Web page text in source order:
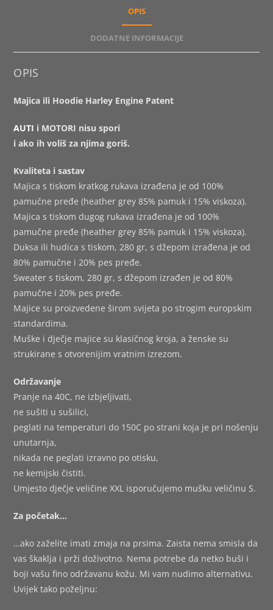
OPIS
DODATNE INFORMACIJE
OPIS
Majica ili Hoodie Harley Engine Patent
AUTI i MOTORI nisu spori
i ako ih voliš za njima goriš.
Kvaliteta i sastav
Majica s tiskom kratkog rukava izrađena je od 100%
pamučne pređe (heather grey 85% pamuk i 15% viskoza).
Majica s tiskom dugog rukava izrađena je od 100%
pamučne pređe (heather grey 85% pamuk i 15% viskoza).
Duksa ili hudica s tiskom, 280 gr, s džepom izrađena je od
80% pamučne i 20% pes pređe.
Sweater s tiskom, 280 gr, s džepom izrađen je od 80%
pamučne i 20% pes pređe.
Majice su proizvedene širom svijeta po strogim europskim
standardima.
Muške i dječje majice su klasičnog kroja, a ženske su
strukirane s otvorenijim vratnim izrezom.
Održavanje
Pranje na 40C, ne izbjeljivati,
ne sušiti u sušilici,
peglati na temperaturi do 150C po strani koja je pri nošenju
unutarnja,
nikada ne peglati izravno po otisku,
ne kemijski čistiti.
Umjesto dječje veličine XXL isporučujemo mušku veličinu S.
Za početak…
…ako zaželite imati zmaja na prsima. Zaista nema smisla da
vas škaklja i prži doživotno. Nema potrebe da netko buši i
boji vašu fino održavanu kožu. Mi vam nudimo alternativu.
Uvijek tako poželjnu: